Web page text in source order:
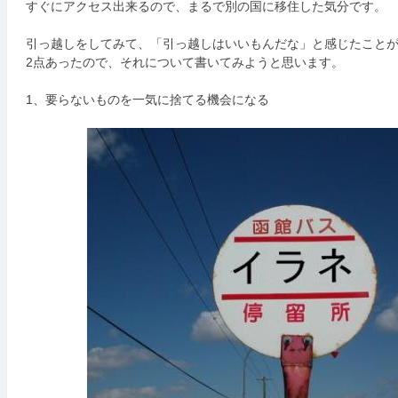
すぐにアクセス出来るので、まるで別の国に移住した気分です。
引っ越しをしてみて、「引っ越しはいいもんだな」と感じたことが
2点あったので、それについて書いてみようと思います。
1、要らないものを一気に捨てる機会になる